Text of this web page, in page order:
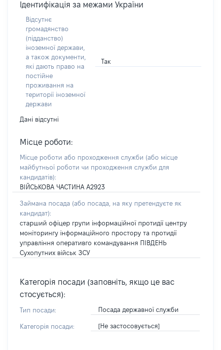
Ідентифікація за межами України
Відсутнє
громадянство
(підданство)
іноземної держави,
а також документи,
які дають право на
постійне
проживання на
території іноземної
держави
Так
Дані відсутні
Місце роботи:
Місце роботи або проходження служби (або місце
майбутньої роботи чи проходження служби для
кандидатів):
ВІЙСЬКОВА ЧАСТИНА А2923
Займана посада (або посада, на яку претендуєте як
кандидат):
старший офіцер групи інформаційної протидії центру
моніторингу інформаційного простору та протидії
управління оперативго командування ПІВДЕНЬ
Сухопутних військ ЗСУ
Категорія посади (заповніть, якщо це вас
стосується):
Тип посади: Посада державної служби
Категорія посади: [Не застосовується]